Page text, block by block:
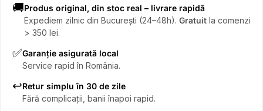
🚚Produs original, din stoc real – livrare rapidă
Expediem zilnic din București (24–48h). Gratuit la comenzi
> 350 lei.
✅Garanție asigurată local
Service rapid în România.
↩️Retur simplu în 30 de zile
Fără complicații, banii înapoi rapid.